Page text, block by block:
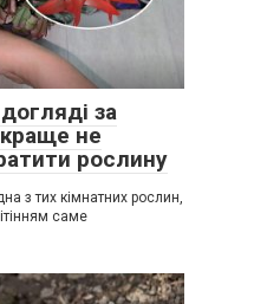
за
не
рослину
з тих кімнатних рослин,
саме